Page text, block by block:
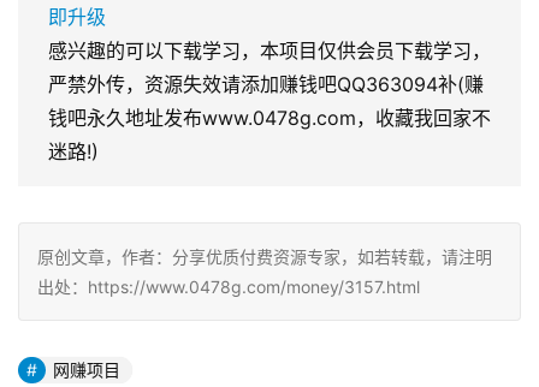
即升级
感兴趣的可以下载学习，本项目仅供会员下载学习，
严禁外传，资源失效请添加赚钱吧QQ363094补(赚
钱吧永久地址发布www.0478g.com，收藏我回家不
迷路!)
原创文章，作者：分享优质付费资源专家，如若转载，请注明
出处：https://www.0478g.com/money/3157.html
网赚项目